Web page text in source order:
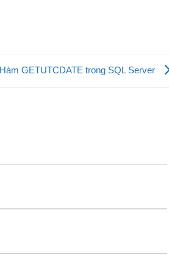
Hàm GETUTCDATE trong SQL Server